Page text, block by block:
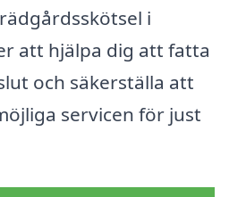
i
att hjälpa dig att fatta
och säkerställa att
servicen för just